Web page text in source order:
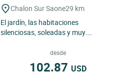
Chalon Sur Saone29 km
El jardín, las habitaciones
silenciosas, soleadas y muy
salón y el hamman perfumado...
desde
102.87 USD